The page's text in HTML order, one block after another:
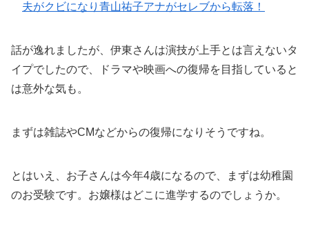
夫がクビになり青山祐子アナがセレブから転落！
話が逸れましたが、伊東さんは演技が上手とは言えないタ
イプでしたので、ドラマや映画への復帰を目指していると
は意外な気も。
まずは雑誌やCMなどからの復帰になりそうですね。
とはいえ、お子さんは今年4歳になるので、まずは幼稚園
のお受験です。お嬢様はどこに進学するのでしょうか。